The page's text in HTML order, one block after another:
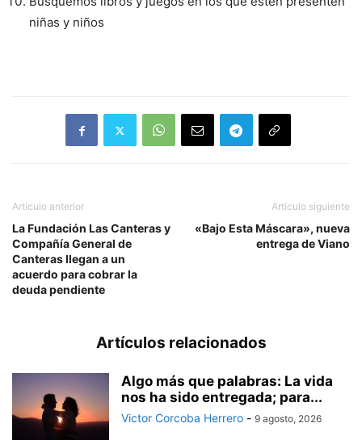
niñas y niños
Artículo anterior
La Fundación Las Canteras y
Compañía General de
Canteras llegan a un
acuerdo para cobrar la
deuda pendiente
Artículo siguiente
«Bajo Esta Máscara», nueva
entrega de Viano
Artículos relacionados
Algo más que palabras: La vida
nos ha sido entregada; para...
Victor Corcoba Herrero - 9 agosto, 2026